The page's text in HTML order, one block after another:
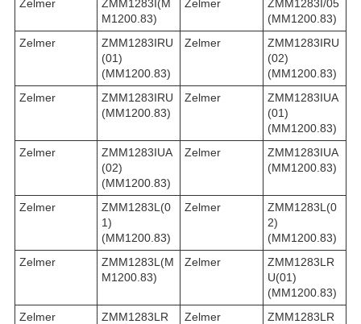
Zelmer
ZMM1283I(M
M1200.83)
Zelmer
ZMM1283I/05
(MM1200.83)
Zelmer
ZMM1283IRU
(01)
(MM1200.83)
Zelmer
ZMM1283IRU
(02)
(MM1200.83)
Zelmer
ZMM1283IRU
(MM1200.83)
Zelmer
ZMM1283IUA
(01)
(MM1200.83)
Zelmer
ZMM1283IUA
(02)
(MM1200.83)
Zelmer
ZMM1283IUA
(MM1200.83)
Zelmer
ZMM1283L(0
1)
(MM1200.83)
Zelmer
ZMM1283L(0
2)
(MM1200.83)
Zelmer
ZMM1283L(M
M1200.83)
Zelmer
ZMM1283LR
U(01)
(MM1200.83)
Zelmer
ZMM1283LR
Zelmer
ZMM1283LR